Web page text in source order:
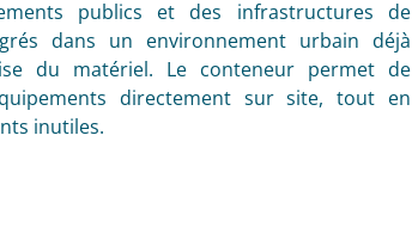
publics et des infrastructures de
dans un environnement urbain déjà
du matériel. Le conteneur permet de
directement sur site, tout en
inutiles.